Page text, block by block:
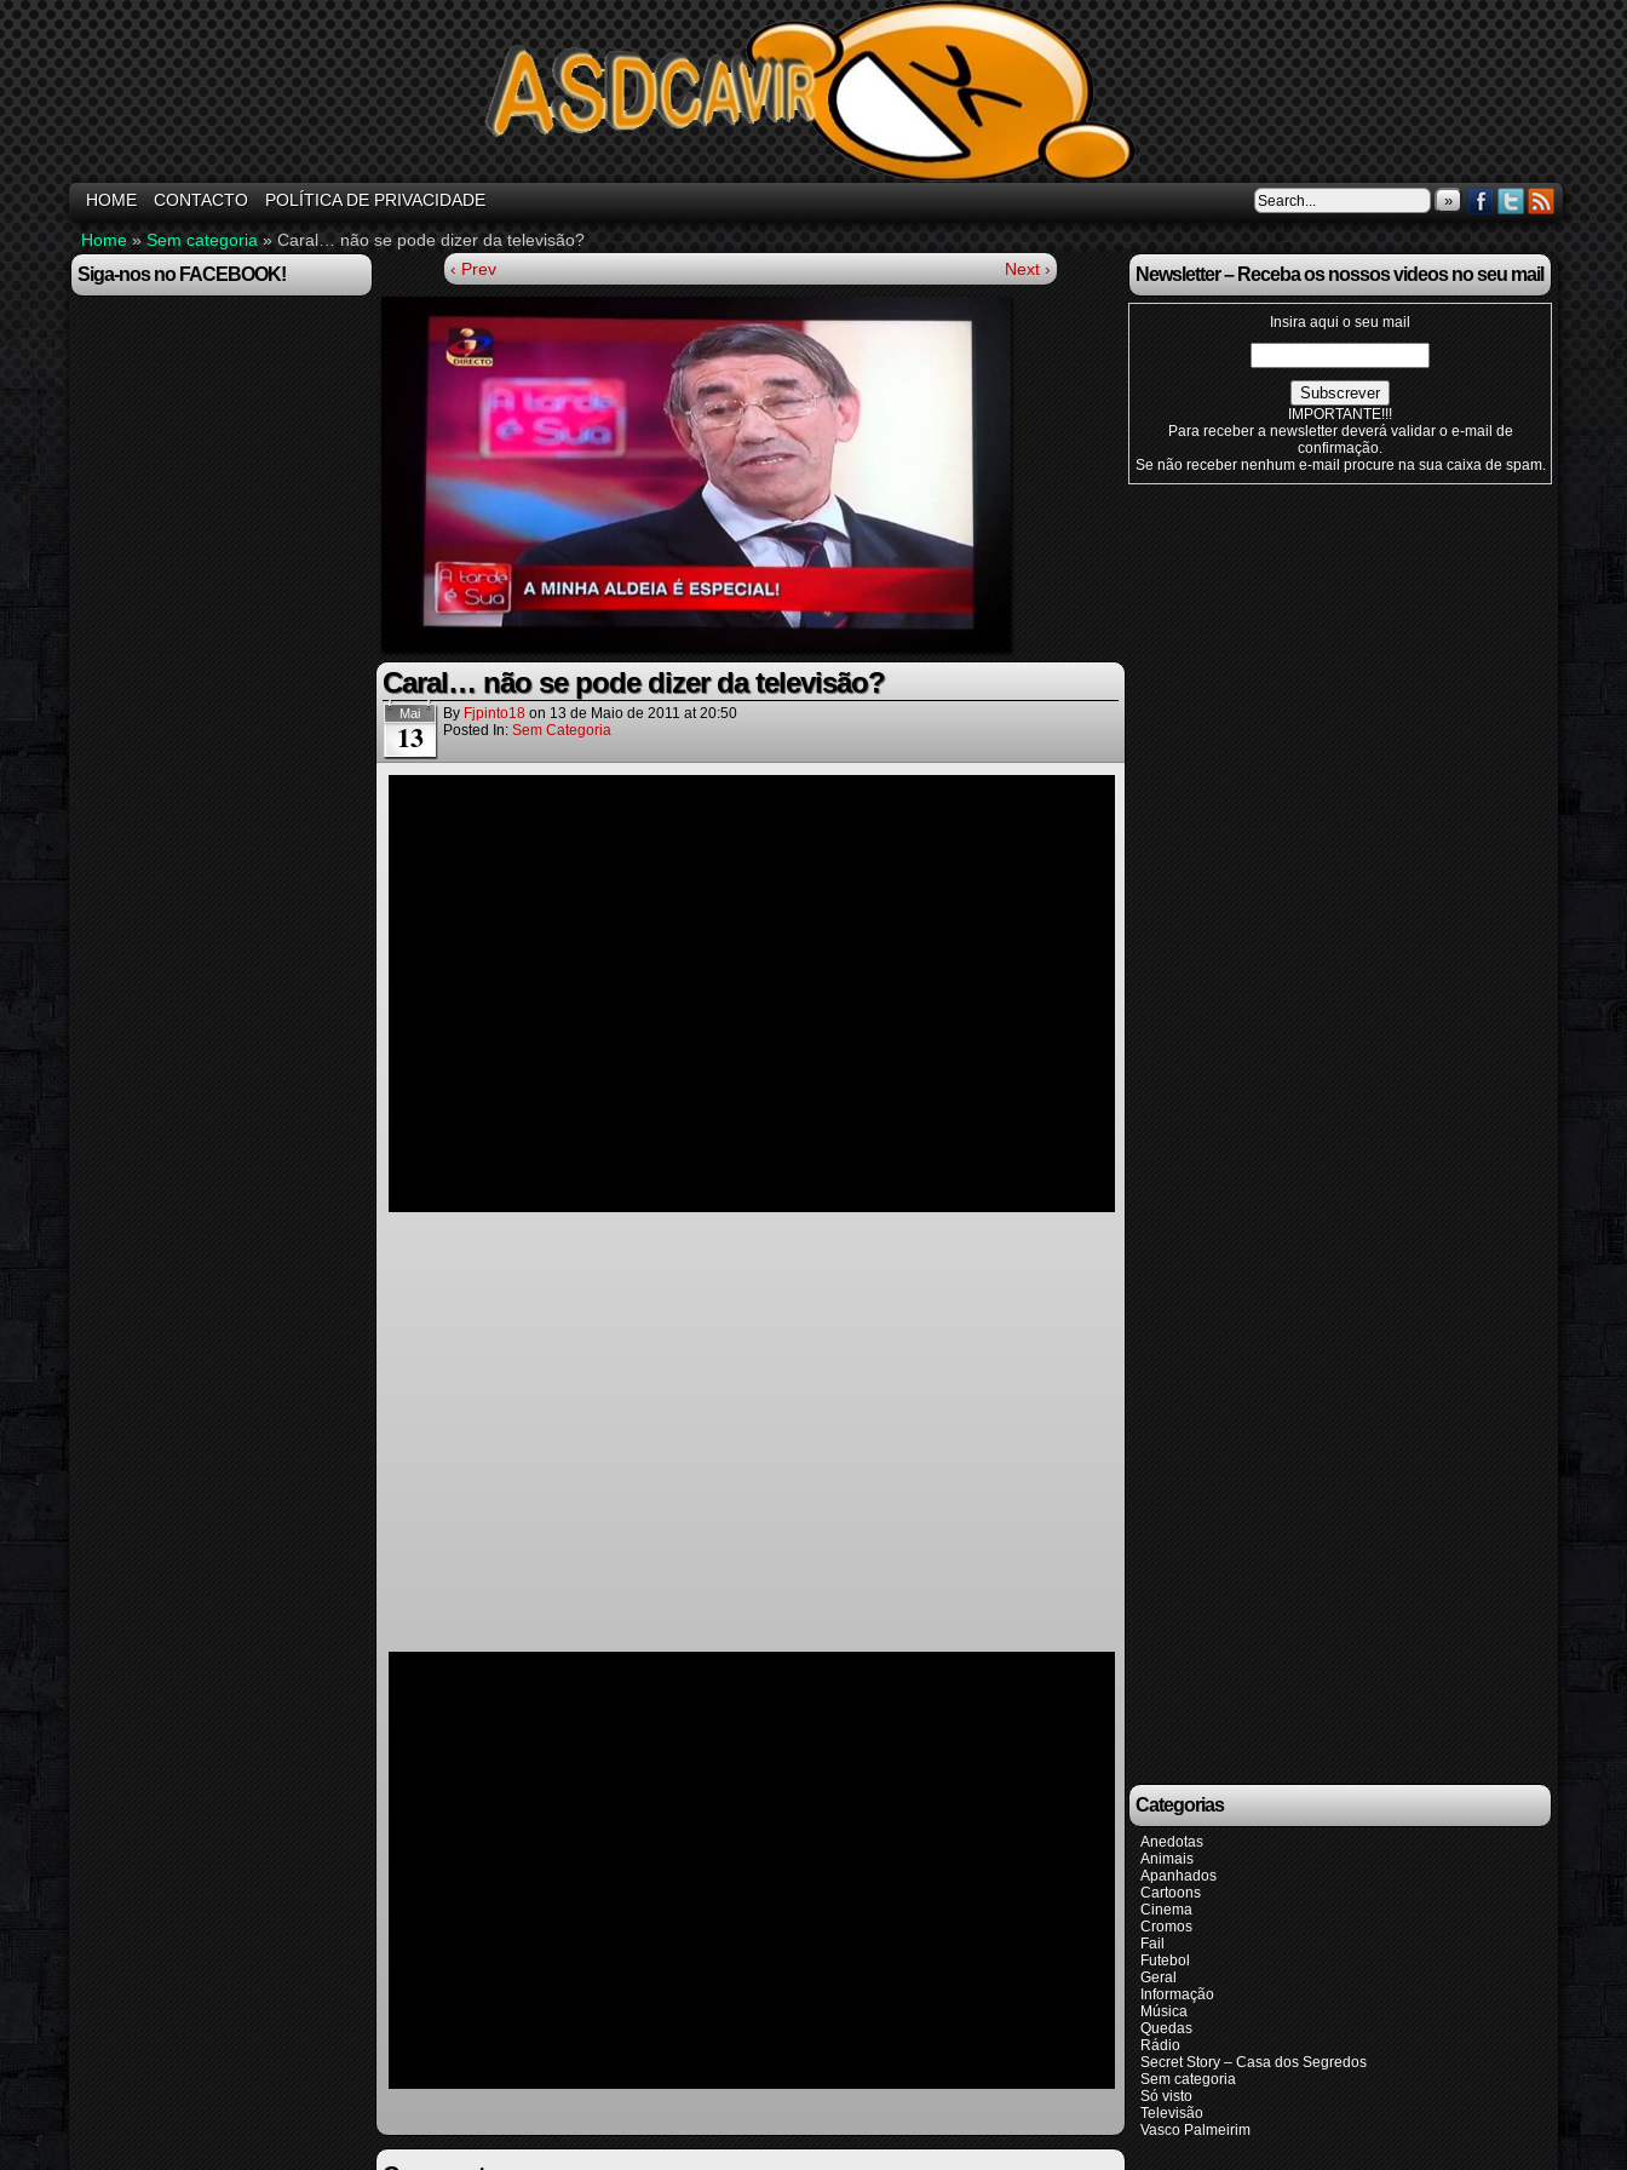
HOME CONTACTO POLÍTICA DE PRIVACIDADE »
Home » Sem categoria » Caral… não se pode dizer da televisão?
Siga-nos no FACEBOOK! ‹ Prev Next ›
Caral… não se pode dizer da televisão?
Mai
13
By Fjpinto18 on 13 de Maio de 2011 at20:50
Posted In: Sem Categoria
Newsletter – Receba os nossos videos no seu mail
Insira aqui o seu mail
IMPORTANTE!!!
Para receber a newsletter deverá validar o e-mail de
confirmação.
Se não receber nenhum e-mail procure na sua caixa de spam.
Categorias
Anedotas
Animais
Apanhados
Cartoons
Cinema
Cromos
Fail
Futebol
Geral
Informação
Música
Quedas
Rádio
Secret Story – Casa dos Segredos
Sem categoria
Só visto
Televisão
Vasco Palmeirim